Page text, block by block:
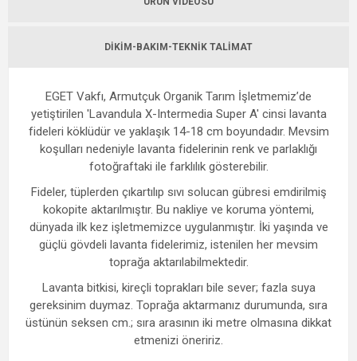
DIKIM-BAKIM-TEKNIK TALIMAT
EGET Vakfı, Armutçuk Organik Tarım İşletmemiz’de
yetiştirilen 'Lavandula X-Intermedia Super A' cinsi lavanta
fideleri köklüdür ve yaklaşık 14-18 cm boyundadır. Mevsim
koşulları nedeniyle lavanta fidelerinin renk ve parlaklığı
fotoğraftaki ile farklılık gösterebilir.
Fideler, tüplerden çıkartılıp sıvı solucan gübresi emdirilmiş
kokopite aktarılmıştır. Bu nakliye ve koruma yöntemi,
dünyada ilk kez işletmemizce uygulanmıştır. İki yaşında ve
güçlü gövdeli lavanta fidelerimiz, istenilen her mevsim
toprağa aktarılabilmektedir.
Lavanta bitkisi, kireçli toprakları bile sever; fazla suya
gereksinim duymaz. Toprağa aktarmanız durumunda, sıra
üstünün seksen cm.; sıra arasının iki metre olmasına dikkat
etmenizi öneririz.